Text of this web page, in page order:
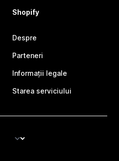
Shopify
Despre
Parteneri
Informații legale
Starea serviciului